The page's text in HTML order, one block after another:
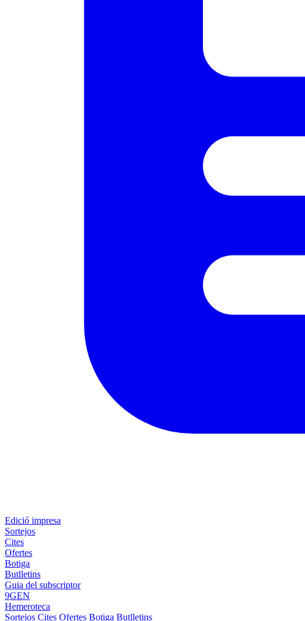
Edició impresa
Sortejos
Cites
Ofertes
Botiga
Butlletins
Guia del subscriptor
9GEN
Hemeroteca
Sortejos Cites Ofertes Botiga Butlletins